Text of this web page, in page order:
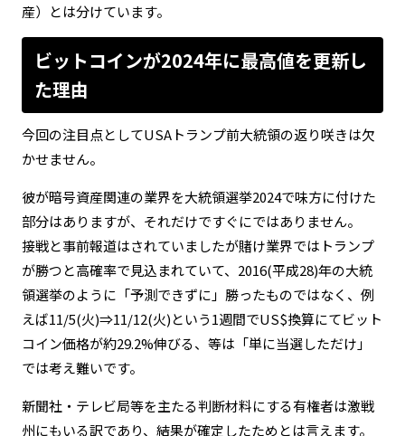
産）とは分けています。
ビットコインが2024年に最高値を更新し
た理由
今回の注目点としてUSAトランプ前大統領の返り咲きは欠
かせません。
彼が暗号資産関連の業界を大統領選挙2024で味方に付けた
部分はありますが、それだけですぐにではありません。
接戦と事前報道はされていましたが賭け業界ではトランプ
が勝つと高確率で見込まれていて、2016(平成28)年の大統
領選挙のように「予測できずに」勝ったものではなく、例
えば11/5(火)⇒11/12(火)という1週間でUS$換算にてビット
コイン価格が約29.2%伸びる、等は「単に当選しただけ」
では考え難いです。
新聞社・テレビ局等を主たる判断材料にする有権者は激戦
州にもいる訳であり、結果が確定したためとは言えます。